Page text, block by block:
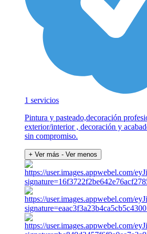
1 servicios
Pintura y pasteado,decoración
exterior/interior , decoración y
sin compromiso.
+ Ver más - Ver menos